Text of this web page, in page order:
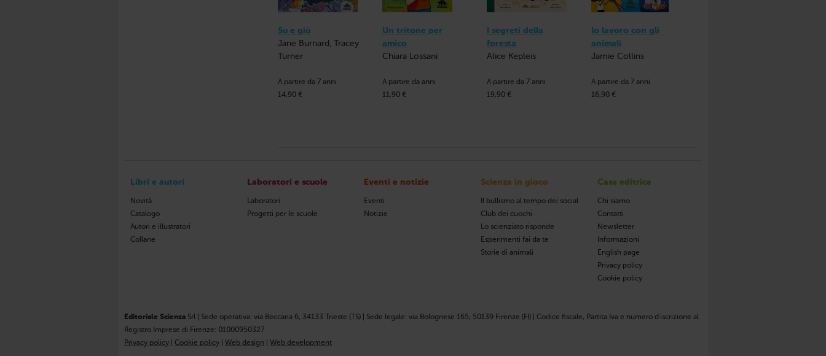
Su e giù
Jane Burnard, Tracey
Turner
A partire da 7 anni
14,90 €
Un tritone per
amico
Chiara Lossani
A partire da anni
11,90 €
I segreti della
foresta
Alice Kepleis
A partire da 7 anni
19,90 €
Io lavoro con gli
animali
Jamie Collins
A partire da 7 anni
16,90 €
Libri e autori
Novità
Catalogo
Autori e illustratori
Collane
Laboratori e scuole
Laboratori
Progetti per le scuole
Eventi e notizie
Eventi
Notizie
Scienza in gioco
Il bullismo al tempo dei social
Club dei cuochi
Lo scienziato risponde
Esperimenti fai da te
Storie di animali
Casa editrice
Chi siamo
Contatti
Newsletter
Informazioni
English page
Privacy policy
Cookie policy
Editoriale Scienza Srl | Sede operativa: via Beccaria 6, 34133 Trieste (TS) | Sede legale: via Bolognese 165, 50139 Firenze (FI) | Codice fiscale, Partita Iva e numero d'iscrizione al
Registro Imprese di Firenze: 01000950327
Privacy policy
Cookie policy Web design Web development